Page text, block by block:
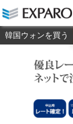
韓国ウォンを買う